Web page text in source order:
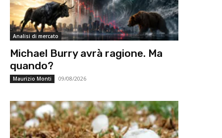
Analisi di mercato
Michael Burry avrà ragione. Ma
quando?
Maurizio Monti 09/08/2026